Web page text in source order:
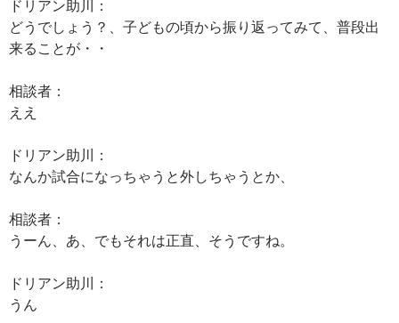
ドリアン助川：
どうでしょう？、子どもの頃から振り返ってみて、普段出
来ることが・・
相談者：
ええ
ドリアン助川：
なんか試合になっちゃうと外しちゃうとか、
相談者：
うーん、あ、でもそれは正直、そうですね。
ドリアン助川：
うん